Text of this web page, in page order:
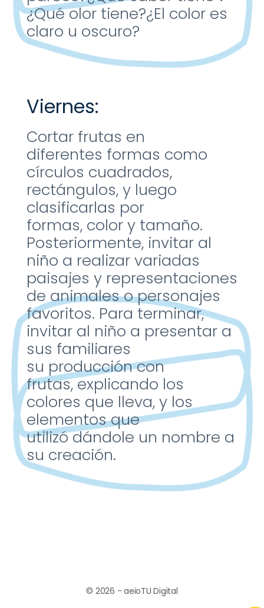
¿Qué olor tiene?¿El color es
claro u oscuro?
Viernes:
Cortar frutas en
diferentes formas como
círculos cuadrados,
rectángulos, y luego
clasificarlas por
formas, color y tamaño.
Posteriormente, invitar al
niño a realizar variadas
paisajes y representaciones
de animaleso personajes
favoritos. Para terminar,
invitar al niño a presentar a
sus familiares
su producción con
frutas,explicando los
colores que lleva, y los
elementos que
utilizódándole un nombre a
su creación.
© 2026 - aeioTU Digital